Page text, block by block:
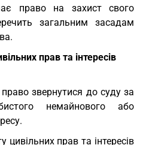
право на захист свого
загальним засадам
прав та інтересів
звернутися до суду за
немайнового або
цивільних прав та інтересів